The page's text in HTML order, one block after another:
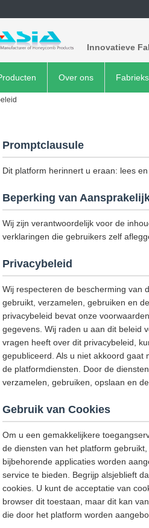
Innovatieve
Over ons
Promptclausule
Dit platform herinnert u eraan: lees
Beperking van
Wij zijn verantwoordelijk voor de
verklaringen die gebruikers zelf
Privacybeleid
Wij respecteren de bescherming van
gebruikt, verzamelen, gebruiken en
privacybeleid bevat onze
gegevens. Wij raden u aan dit beleid
vragen heeft over dit privacybeleid,
gepubliceerd. Als u niet akkoord gaat
de platformdiensten. Door de
verzamelen, gebruiken, opslaan en
Gebruik van Cookies
Om u een gemakkelijkere
de diensten van het platform
bijbehorende applicaties worden
service te bieden. Begrijp alsjeblieft
cookies. U kunt de acceptatie van
browser dit toestaan, maar dit kan
die door het platform worden